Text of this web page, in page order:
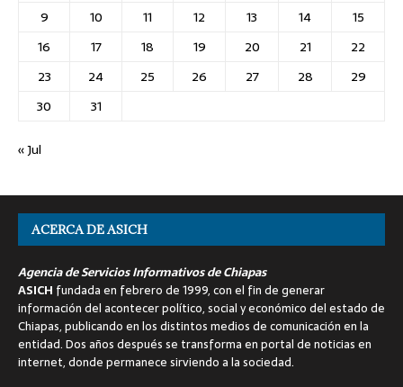
9
10 11 12 13 14
15
16
17 18 19 20 21
22
23
24 25 26 27 28
29
30
31
« Jul
ACERCA DE ASICH
Agencia de Servicios Informativos de Chiapas
ASICH fundada en febrero de 1999, con el fin de generar
información del acontecer político, social y económico del estado de
Chiapas, publicando en los distintos medios de comunicación en la
entidad. Dos años después se transforma en portal de noticias en
internet, donde permanece sirviendo a la sociedad.